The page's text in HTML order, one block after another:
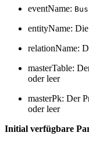
eventName:
entityName:
relationName:
masterTable:
oder leer
masterPk: Der
oder leer
Initial verfügbare